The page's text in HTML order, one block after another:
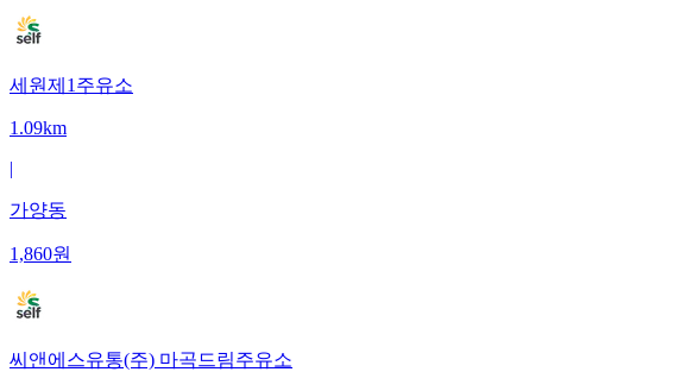
세원제1주유소
1.09km
|
가양동
1,860원
씨앤에스유통(주) 마곡드림주유소